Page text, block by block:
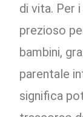
di vita. Per
prezioso
bambini,
parentale
significa